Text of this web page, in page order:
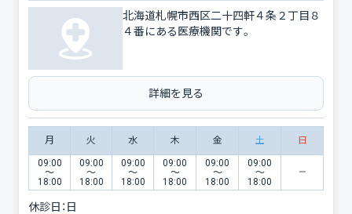
北海道札幌市西区二十四軒４条２丁目８
４番にある医療機関です。
詳細を見る
月 火 水 木 金 土 日
09:00
〜
18:00
09:00
〜
18:00
09:00
〜
18:00
09:00
〜
18:00
09:00
〜
18:00
09:00
〜
18:00
休診日： 日